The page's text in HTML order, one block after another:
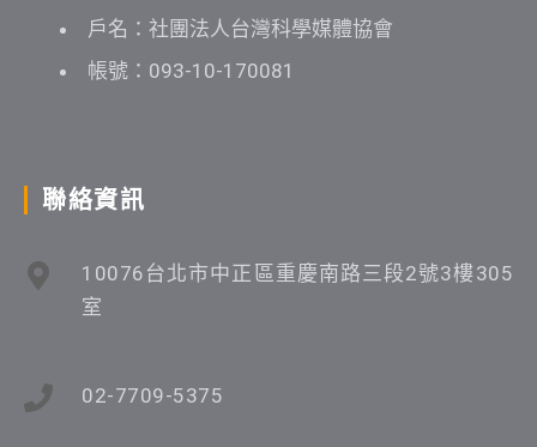
戶名：社團法人台灣科學媒體協會
帳號：093-10-170081
聯絡資訊
10076台北市中正區重慶南路三段2號3樓305
室
02-7709-5375